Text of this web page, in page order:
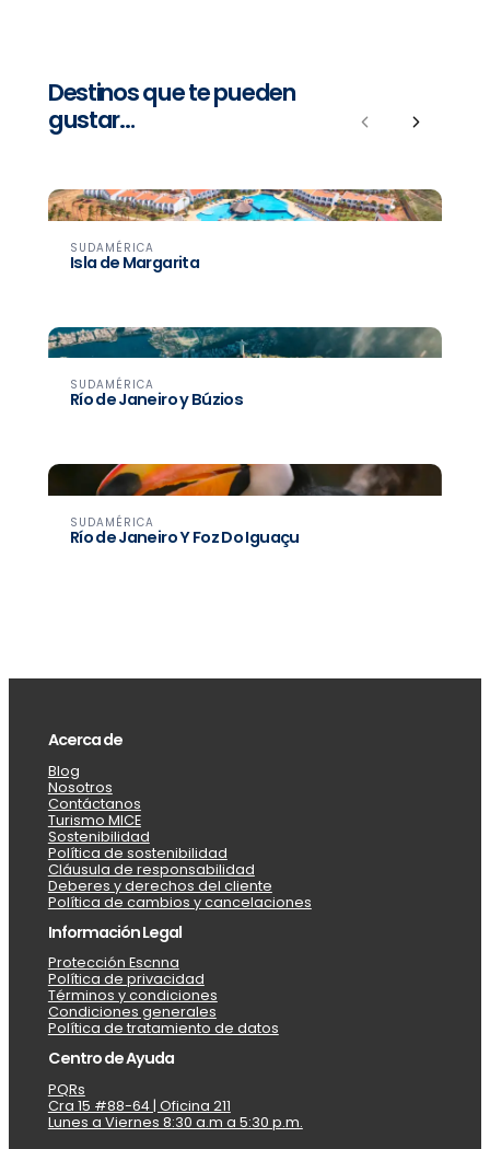
Destinos que te pueden
gustar…
PreviousNext
SUDAMÉRICA
Isla de Margarita
SUDAMÉRICA
Río de Janeiro y Búzios
SUDAMÉRICA
Río de Janeiro Y Foz Do Iguaçu
Acerca de
Blog
Nosotros
Contáctanos
Turismo MICE
Sostenibilidad
Política de sostenibilidad
Cláusula de responsabilidad
Deberes y derechos del cliente
Política de cambios y cancelaciones
Información Legal
Protección Escnna
Política de privacidad
Términos y condiciones
Condiciones generales
Política de tratamiento de datos
Centro de Ayuda
PQRs
Cra 15 #88-64 | Oficina 211
Lunes a Viernes 8:30 a.m a 5:30 p.m.